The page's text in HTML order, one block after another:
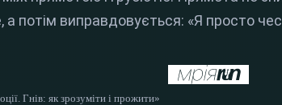
потім виправдовується: «Я просто
Гнів: як зрозуміти і прожити»